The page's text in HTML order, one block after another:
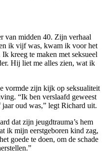
van midden 40. Zijn verhaal
ik vijf was, kwam ik voor het
kreeg te maken met seksueel
Hij liet me alles zien, wat ik
vormde zijn kijk op seksualiteit
“Ik ben verslaafd geweest
oud was,” legt Richard uit.
dat zijn jeugdtrauma’s hem
ik mijn eerstgeboren kind zag,
goede te doen, om de schade